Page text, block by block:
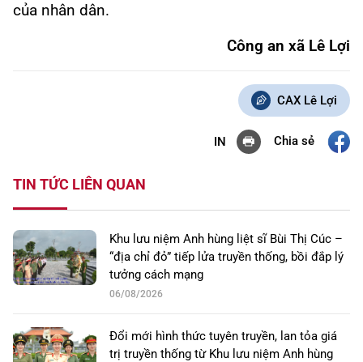
của nhân dân.
Công an xã Lê Lợi
CAX Lê Lợi
IN Chia sẻ
TIN TỨC LIÊN QUAN
Khu lưu niệm Anh hùng liệt sĩ Bùi Thị Cúc –
“địa chỉ đỏ” tiếp lửa truyền thống, bồi đắp lý
tưởng cách mạng
06/08/2026
Đổi mới hình thức tuyên truyền, lan tỏa giá
trị truyền thống từ Khu lưu niệm Anh hùng